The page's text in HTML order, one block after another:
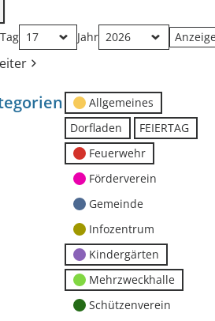
Tag Jahr
Allgemeines
Dorfladen
FEIERTAG
Feuerwehr
Förderverein
Gemeinde
Infozentrum
Kindergärten
Mehrzweckhalle
Schützenverein